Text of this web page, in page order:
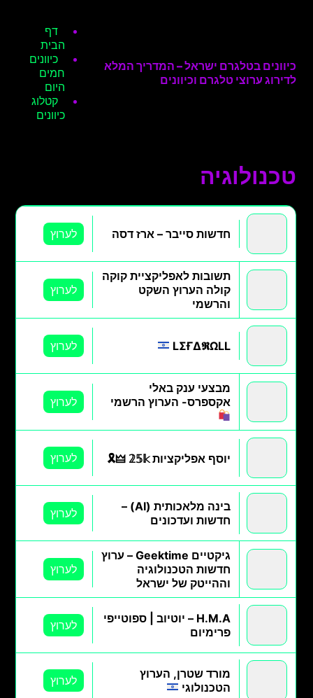
כיוונים בטלגרם ישראל – המדריך המלא
לדירוג ערוצי טלגרם וכיוונים
דף
הבית
כיוונים
חמים
היום
קטלוג
כיוונים
טכנולוגיה
חדשות סייבר – ארז דסה לערוץ
תשובות לאפליקציית קוקה
קולה הערוץ השקט
והרשמי
לערוץ
LΣҒΔ𝕽ΩLL לערוץ
מבצעי ענק באלי
אקספרס- הערוץ הרשמי
לערוץ
יוסף אפליקציות 𝟚𝟝𝕜 🜲🎗 לערוץ
בינה מלאכותית (AI) –
חדשות ועדכונים
לערוץ
גיקטיים Geektime – ערוץ
חדשות הטכנולוגיה
וההייטק של ישראל
לערוץ
H.M.A – יוטיוב | ספוטייפי
פרימיום
לערוץ
מורד שטרן, הערוץ
הטכנולוגי
לערוץ